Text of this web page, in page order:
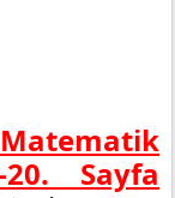
20. Sayfa